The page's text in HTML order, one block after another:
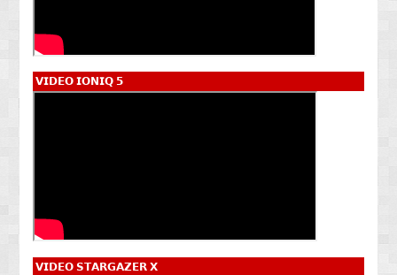
𝗩𝗜𝗗𝗘𝗢 𝗜𝗢𝗡𝗜𝗤 𝟱
𝗩𝗜𝗗𝗘𝗢 𝗦𝗧𝗔𝗥𝗚𝗔𝗭𝗘𝗥 𝗫